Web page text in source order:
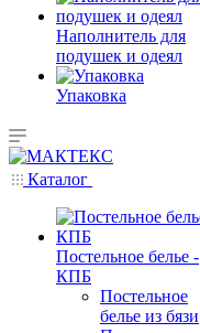
Наполнитель для
подушек и одеял
Упаковка
Каталог
Постельное белье -
КПБ
Постельное
белье из бязи